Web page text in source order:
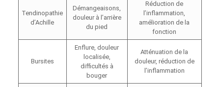
Tendinopathie
d’Achille
Démangeaisons,
douleur à l’arrière
du pied
Réduction de
l’inflammation,
amélioration de la
fonction
Bursites
Enflure, douleur
localisée,
difficultés à
bouger
Atténuation de la
douleur, réduction de
l’inflammation